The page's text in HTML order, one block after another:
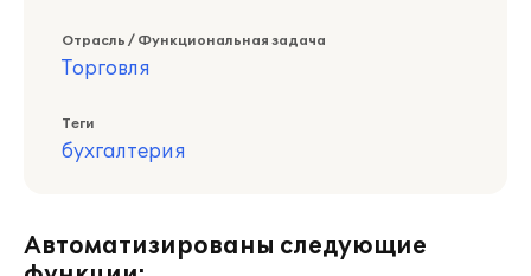
Отрасль / Функциональная задача
Торговля
Теги
бухгалтерия
Автоматизированы следующие